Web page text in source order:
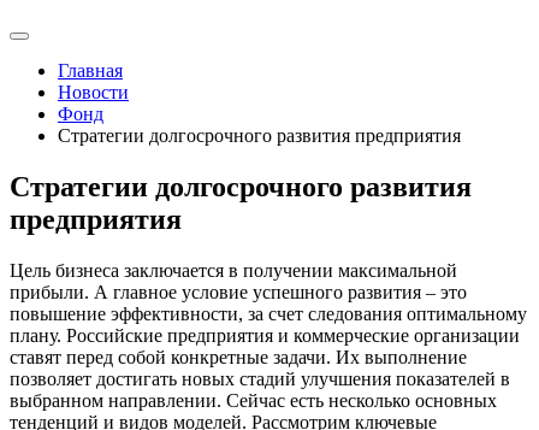
Главная
Новости
Фонд
Стратегии долгосрочного развития предприятия
Стратегии долгосрочного развития
предприятия
Цель бизнеса заключается в получении максимальной
прибыли. А главное условие успешного развития – это
повышение эффективности, за счет следования оптимальному
плану. Российские предприятия и коммерческие организации
ставят перед собой конкретные задачи. Их выполнение
позволяет достигать новых стадий улучшения показателей в
выбранном направлении. Сейчас есть несколько основных
тенденций и видов моделей. Рассмотрим ключевые